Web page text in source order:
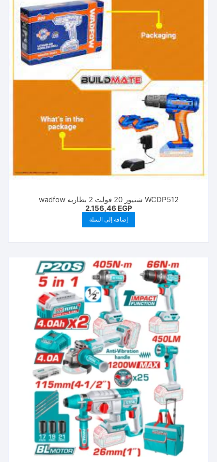
WCDP512 شنيور 20 فولت 2 بطاريه wadfow
2.156,46 EGP
إضافة إلى السلة